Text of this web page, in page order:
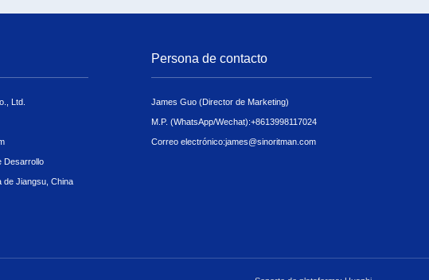
Ltd.
Desarrollo
de Jiangsu, China
Persona de contacto
James Guo (Director de Marketing)
M.P. (WhatsApp/Wechat):+8613998117024
Correo electrónico:james@sinoritman.com